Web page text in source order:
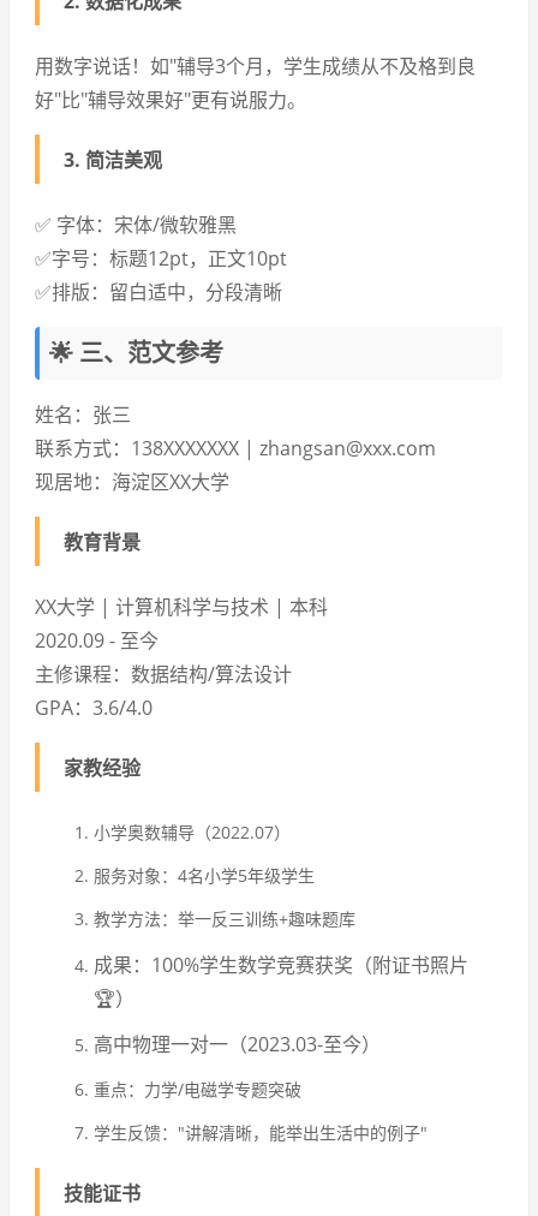
用数字说话！如"辅导3个月，学生成绩从不及格到良
好"比"辅导效果好"更有说服力。
3. 简洁美观
✅ 字体：宋体/微软雅黑
✅字号：标题12pt，正文10pt
✅排版：留白适中，分段清晰
🌟 三、范文参考
姓名：张三
联系方式：138XXXXXXX | zhangsan@xxx.com
现居地：海淀区XX大学
教育背景
XX大学 | 计算机科学与技术 | 本科
2020.09 - 至今
主修课程：数据结构/算法设计
GPA：3.6/4.0
家教经验
小学奥数辅导（2022.07）
服务对象：4名小学5年级学生
教学方法：举一反三训练+趣味题库
成果：100%学生数学竞赛获奖（附证书照片
🏆）
高中物理一对一（2023.03-至今）
重点：力学/电磁学专题突破
学生反馈："讲解清晰，能举出生活中的例子"
技能证书